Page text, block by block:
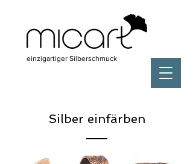
einzigartiger Silberschmuck
Silber einfärben